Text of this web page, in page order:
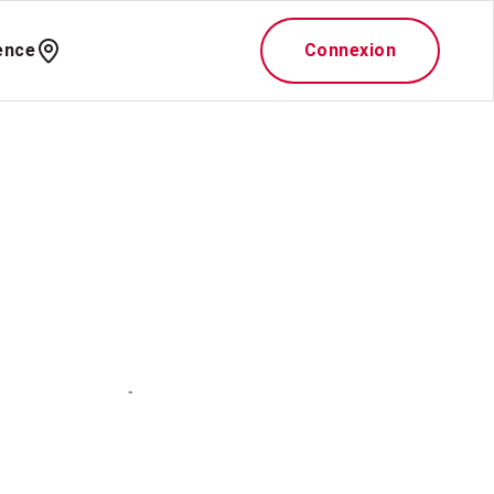
Connexion